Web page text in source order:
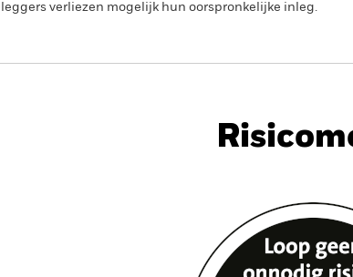
verliezen mogelijk hun oorspronkelijke inleg.